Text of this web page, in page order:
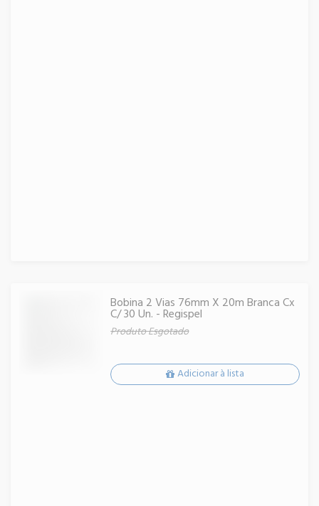
Bobina 2 Vias 76mm X 20m Branca Cx
C/ 30 Un. - Regispel
Produto Esgotado
Adicionar à lista